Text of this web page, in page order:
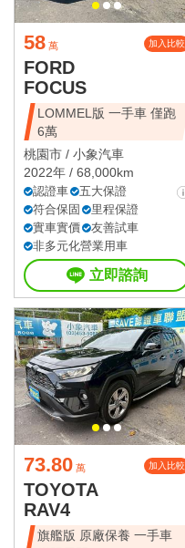
58 萬 加入比較
FORD
FOCUS
LOMMEL版 一手車 僅跑
6萬
桃園市 / 小象汽車
2022年 / 68,000km
認證車
五大保證
符合保固
里程保證
實車實價
友善試車
非多元化營業用車
立即諮詢
73.80 萬 加入比較
TOYOTA
RAV4
旗艦版 原廠保養 一手車